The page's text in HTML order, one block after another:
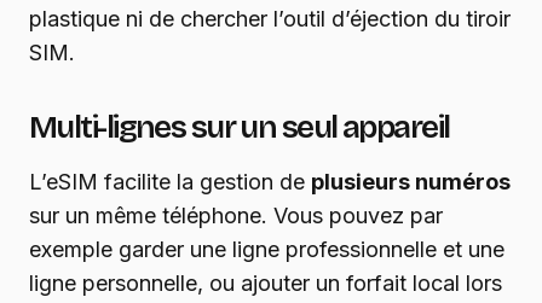
plastique ni de chercher l’outil d’éjection du tiroir
SIM.
Multi-lignes sur un seul appareil
L’eSIM facilite la gestion de plusieurs numéros
sur un même téléphone. Vous pouvez par
exemple garder une ligne professionnelle et une
ligne personnelle, ou ajouter un forfait local lors